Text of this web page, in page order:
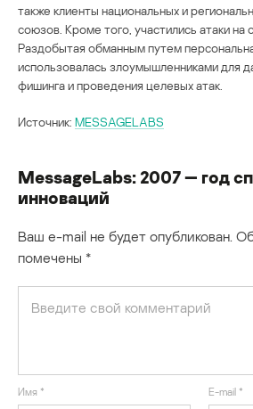
также клиенты национальных и
союзов. Кроме того, участились атаки на
Раздобытая обманным путем
использовалась злоумышленниками для
фишинга и проведения целевых атак.
Источник: MESSAGELABS
MessageLabs: 2007 — год
инноваций
Ваш e-mail не будет опубликован.
помечены *
Имя * E-mail *